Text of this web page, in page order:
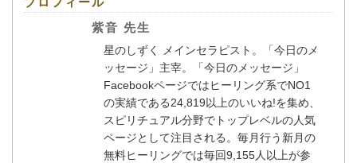
紫音 先生
星のしずく メインセラピスト。「今日のメ
ッセージ」主宰。「今日のメッセージ」
Facebookページではヒーリング系でNO1
の実績である24,819以上のいいね!を集め、
スピリチュアル分野でトップレベルの人気
ページとして注目される。毎月行う新月の
無料ヒーリングでは毎回9,155人以上が参